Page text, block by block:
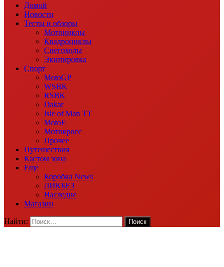
Домой
Новости
Тесты и обзоры
Мотоциклы
Квадроциклы
Снегоходы
Экипировка
Спорт
MotoGP
WSBK
RSBK
Dakar
Isle of Man TT
MotoE
Мотокросс
Прочее
Путешествия
Кастом зона
Еще
Коробка News
ЛИКБЕЗ
Наследие
Магазин
Найти: